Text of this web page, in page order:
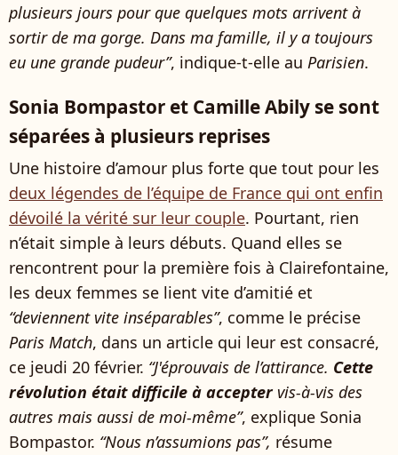
plusieurs jours pour que quelques mots arrivent à
sortir de ma gorge. Dans ma famille, il y a toujours
eu une grande pudeur”, indique-t-elle au Parisien.
Sonia Bompastor et Camille Abily se sont
séparées à plusieurs reprises
Une histoire d’amour plus forte que tout pour les
deux légendes de l’équipe de France qui ont enfin
dévoilé la vérité sur leur couple. Pourtant, rien
n’était simple à leurs débuts. Quand elles se
rencontrent pour la première fois à Clairefontaine,
les deux femmes se lient vite d’amitié et
“deviennent vite inséparables”, comme le précise
Paris Match, dans un article qui leur est consacré,
ce jeudi 20 février. “J'éprouvais de l’attirance. Cette
révolution était difficile à acceptervis-à-vis des
autres mais aussi de moi-même”, explique Sonia
Bompastor. “Nous n’assumions pas”, résume